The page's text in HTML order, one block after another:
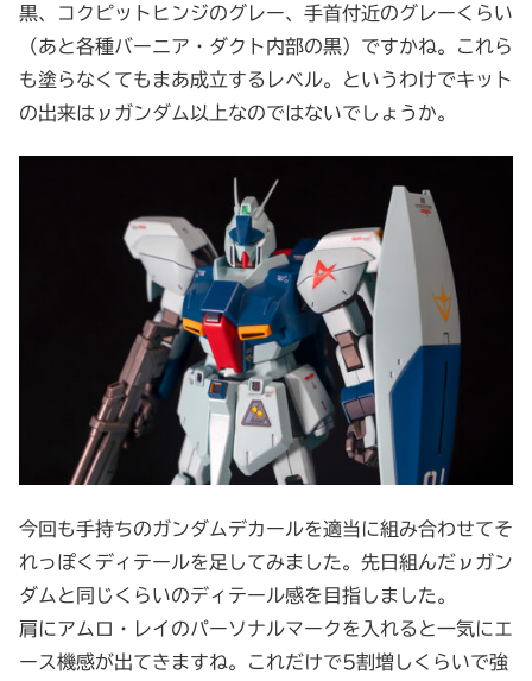
黒、コクピットヒンジのグレー、手首付近のグレーくらい
（あと各種バーニア・ダクト内部の黒）ですかね。これら
も塗らなくてもまあ成立するレベル。というわけでキット
の出来はνガンダム以上なのではないでしょうか。
今回も手持ちのガンダムデカールを適当に組み合わせてそ
れっぽくディテールを足してみました。先日組んだνガン
ダムと同じくらいのディテール感を目指しました。
肩にアムロ・レイのパーソナルマークを入れると一気にエ
ース機感が出てきますね。これだけで5割増しくらいで強